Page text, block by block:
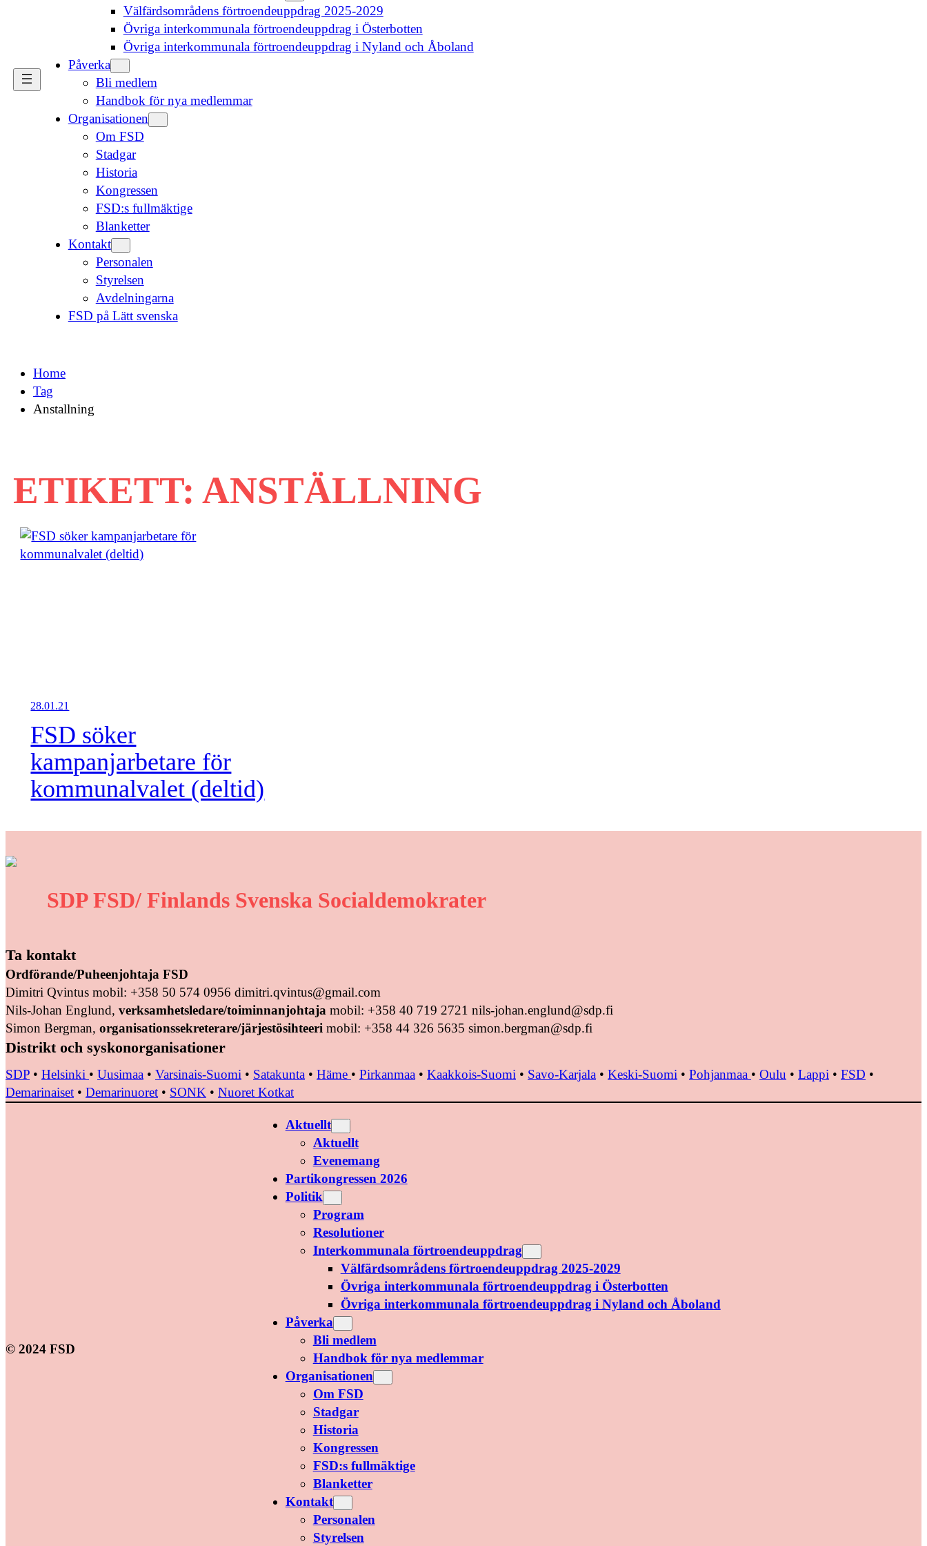
Välfärdsområdens förtroendeuppdrag 2025-2029
Övriga interkommunala förtroendeuppdrag i Österbotten
Övriga interkommunala förtroendeuppdrag i Nyland och Åboland
Påverka
Bli medlem
Handbok för nya medlemmar
Organisationen
Om FSD
Stadgar
Historia
Kongressen
FSD:s fullmäktige
Blanketter
Kontakt
Personalen
Styrelsen
Avdelningarna
FSD på Lätt svenska
Home
Tag
Anstallning
ETIKETT: ANSTÄLLNING
28.01.21
FSD söker
kampanjarbetare för
kommunalvalet (deltid)
SDP FSD/ Finlands Svenska Socialdemokrater
Ta kontakt
Ordförande/Puheenjohtaja FSD
Dimitri Qvintus mobil: +358 50 574 0956 dimitri.qvintus@gmail.com
Nils-Johan Englund, verksamhetsledare/toiminnanjohtaja mobil: +358 40 719 2721 nils-johan.englund@sdp.fi
Simon Bergman, organisationssekreterare/järjestösihteeri mobil: +358 44 326 5635 simon.bergman@sdp.fi
Distrikt och syskonorganisationer
SDP • Helsinki • Uusimaa • Varsinais-Suomi • Satakunta • Häme • Pirkanmaa • Kaakkois-Suomi • Savo-Karjala • Keski-Suomi • Pohjanmaa • Oulu • Lappi • FSD •
Demarinaiset • Demarinuoret • SONK • Nuoret Kotkat
© 2024 FSD
Aktuellt
Aktuellt
Evenemang
Partikongressen 2026
Politik
Program
Resolutioner
Interkommunala förtroendeuppdrag
Välfärdsområdens förtroendeuppdrag 2025-2029
Övriga interkommunala förtroendeuppdrag i Österbotten
Övriga interkommunala förtroendeuppdrag i Nyland och Åboland
Påverka
Bli medlem
Handbok för nya medlemmar
Organisationen
Om FSD
Stadgar
Historia
Kongressen
FSD:s fullmäktige
Blanketter
Kontakt
Personalen
Styrelsen